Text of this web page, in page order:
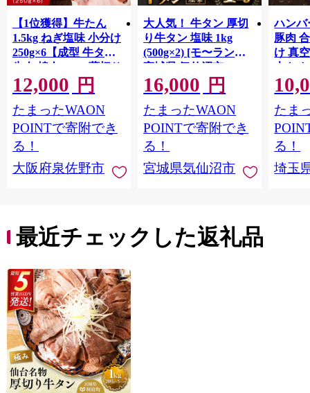
【1位獲得】牛たん
1.5kg ねぎ塩味 小分け
250g×6【成型 牛タン
牛肉 焼肉 BBQ 薄切り
ぎゅうたん スライス
訳あり サイズ不揃
い】 G4721
12,000 円
たまったWAON
POINTで寄附でき
る！
大阪府泉佐野市
大人気！ 牛タン 厚切
り牛タン 塩味 1kg
(500g×2) [モ〜ランド
宮城県 気仙沼市
20564660] 肉 牛肉 精肉
牛たん 牛タン塩 牛た
ん塩 冷凍 焼肉 BBQ ア
ウトドア バーベキュ
ー 厚切り タン
16,000 円
たまったWAON
POINTで寄附でき
る！
宮城県気仙沼市
ハンバ
豚肉
け 真
大き
保存
淡路島
ポーク
き肉
ず 惣
まみ
んのお
たま
る！
埼玉
最近チェックした返礼品